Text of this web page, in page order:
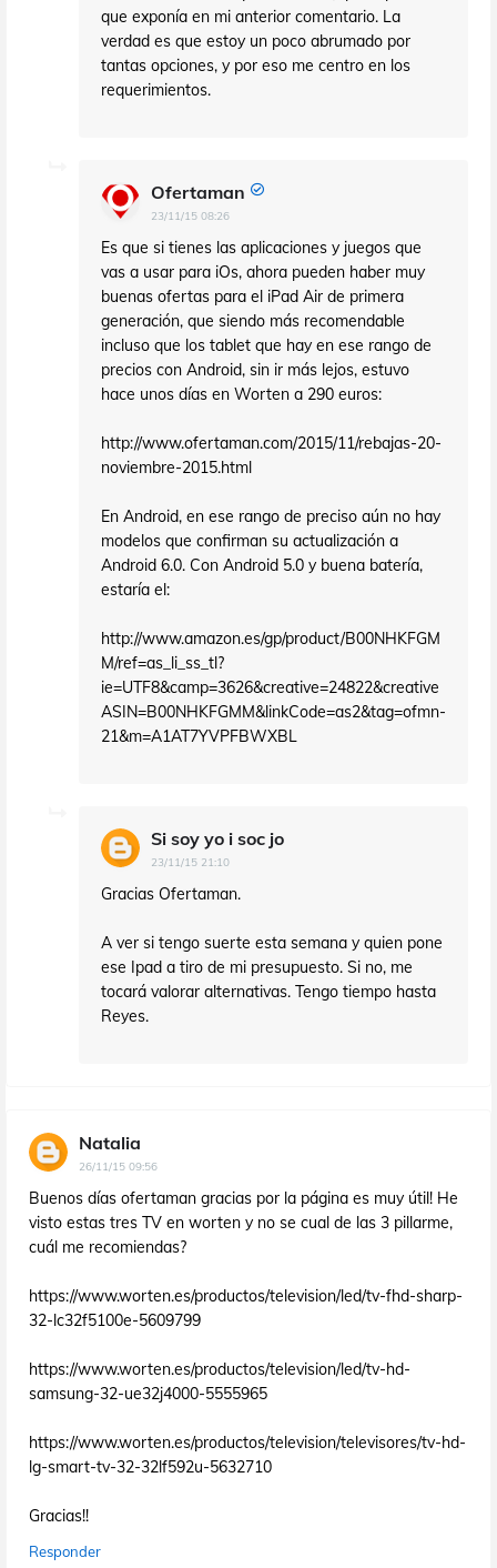
que exponía en mi anterior comentario. La
verdad es que estoy un poco abrumado por
tantas opciones, y por eso me centro en los
requerimientos.
Ofertaman
23/11/15 08:26
Es que si tienes las aplicaciones y juegos que
vas a usar para iOs, ahora pueden haber muy
buenas ofertas para el iPad Air de primera
generación, que siendo más recomendable
incluso que los tablet que hay en ese rango de
precios con Android, sin ir más lejos, estuvo
hace unos días en Worten a 290 euros:
http://www.ofertaman.com/2015/11/rebajas-20-
noviembre-2015.html
En Android, en ese rango de preciso aún no hay
modelos que confirman su actualización a
Android 6.0. Con Android 5.0 y buena batería,
estaría el:
http://www.amazon.es/gp/product/B00NHKFGM
M/ref=as_li_ss_tl?
ie=UTF8&camp=3626&creative=24822&creative
ASIN=B00NHKFGMM&linkCode=as2&tag=ofmn-
21&m=A1AT7YVPFBWXBL
Si soy yo i soc jo
23/11/15 21:10
Gracias Ofertaman.
A ver si tengo suerte esta semana y quien pone
ese Ipad a tiro de mi presupuesto. Si no, me
tocará valorar alternativas. Tengo tiempo hasta
Reyes.
Natalia
26/11/15 09:56
Buenos días ofertaman gracias por la página es muy útil! He
visto estas tres TV en worten y no se cual de las 3 pillarme,
cuál me recomiendas?
https://www.worten.es/productos/television/led/tv-fhd-sharp-
32-lc32f5100e-5609799
https://www.worten.es/productos/television/led/tv-hd-
samsung-32-ue32j4000-5555965
https://www.worten.es/productos/television/televisores/tv-hd-
lg-smart-tv-32-32lf592u-5632710
Gracias!!
Responder